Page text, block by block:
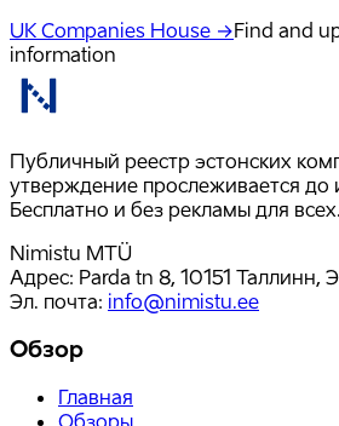
UK Companies House →Find and
information
Публичный реестр эстонских
утверждение прослеживается до
Бесплатно и без рекламы для всех.
Nimistu MTÜ
Адрес: Parda tn 8, 10151 Таллинн,
Эл. почта: info@nimistu.ee
Обзор
Главная